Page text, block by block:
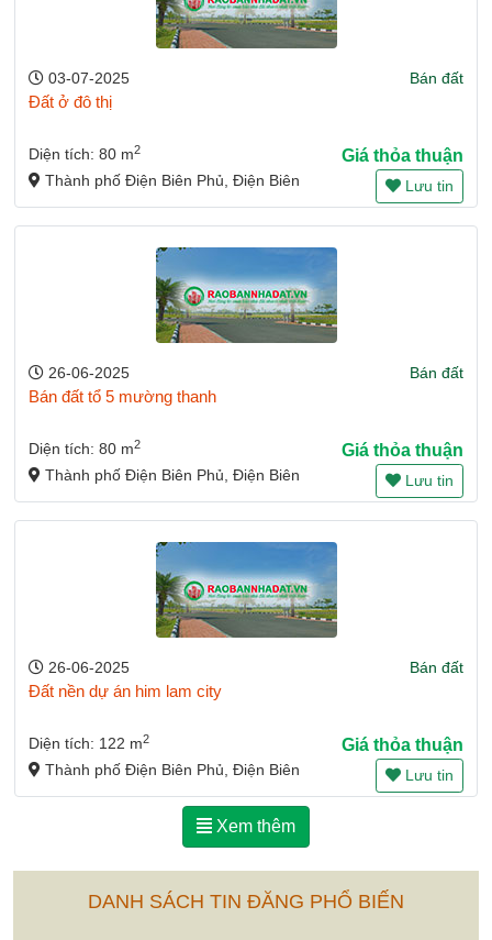
03-07-2025 Bán đất
Đất ở đô thị
Diện tích: 80 m2 Giá thỏa thuận
Thành phố Điện Biên Phủ, Điện Biên Lưu tin
26-06-2025 Bán đất
Bán đất tổ 5 mường thanh
Diện tích: 80 m2 Giá thỏa thuận
Thành phố Điện Biên Phủ, Điện Biên Lưu tin
26-06-2025 Bán đất
Đất nền dự án him lam city
Diện tích: 122 m2 Giá thỏa thuận
Thành phố Điện Biên Phủ, Điện Biên Lưu tin
Xem thêm
DANH SÁCH TIN ĐĂNG PHỔ BIẾN